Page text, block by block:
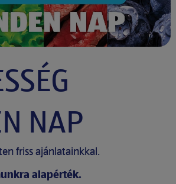
NAP
friss ajánlatainkkal.
alapérték.